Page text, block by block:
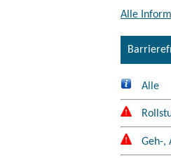
Alle
Alle
Geh-,